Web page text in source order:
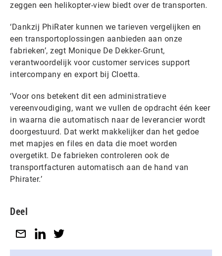
zeggen een helikopter-view biedt over de transporten.
‘Dankzij PhiRater kunnen we tarieven vergelijken en
een transportoplossingen aanbieden aan onze
fabrieken’, zegt Monique De Dekker-Grunt,
verantwoordelijk voor customer services support
intercompany en export bij Cloetta.
‘Voor ons betekent dit een administratieve
vereenvoudiging, want we vullen de opdracht één keer
in waarna die automatisch naar de leverancier wordt
doorgestuurd. Dat werkt makkelijker dan het gedoe
met mapjes en files en data die moet worden
overgetikt. De fabrieken controleren ook de
transportfacturen automatisch aan de hand van
Phirater.’
Deel